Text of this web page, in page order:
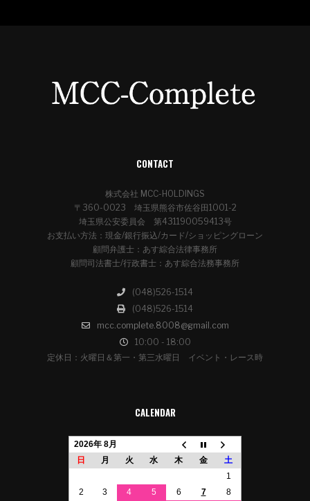
CONTACT
株式会社 MCC-HOLDINGS
〒360-0023 埼玉県熊谷市佐谷田1001-2
埼玉県公安委員会 第431190059413号
お支払い方法：現金/銀行振込/カード/ショッピングローン
顧問弁護士：あす綜合法律事務所
顧問司法書士/行政書士：あす綜合法務事務所
(048)526-1514
(048)526-1514
mcc.complete.8008@gmail.com
10:00 - 18:00
定休日：火曜日＆第一・第三水曜日 イベント・レース時
CALENDAR
2026年 8月
日
月 火 水 木 金
土
1
2
3 4 5 6 7 8